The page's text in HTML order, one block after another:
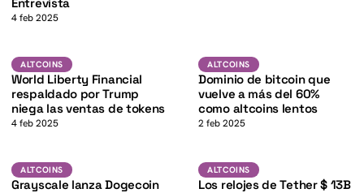
4 feb 2025
Altcoins
ALTCOINS
World Liberty Financial
respaldado por Trump
niega las ventas de tokens
4 feb 2025
ALTCOINSBTC
ALTCOINS
Dominio de bitcoin que
vuelve a más del 60%
como altcoins lentos
2 feb 2025
ALTCOINSDOGE
ALTCOINS
Grayscale lanza Dogecoin
ALTCOINSUSDT
ALTCOINS
Los relojes de Tether $ 13B